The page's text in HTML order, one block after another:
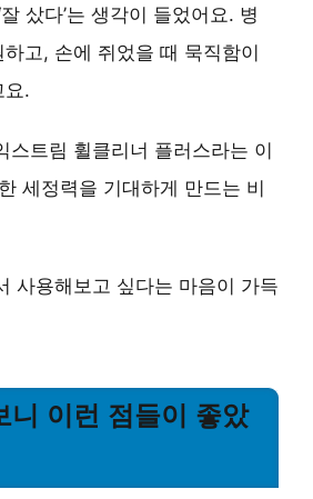
샀다’는 생각이 들었어요. 병
고, 손에 쥐었을 때 묵직함이
요.
스트림 휠클리너 플러스라는 이
세정력을 기대하게 만드는 비
사용해보고 싶다는 마음이 가득
니 이런 점들이 좋았